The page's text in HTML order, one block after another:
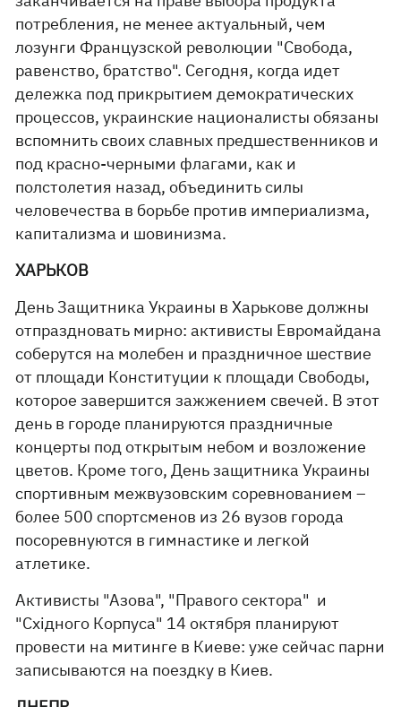
потребления, не менее актуальный, чем
лозунги Французской революции "Свобода,
равенство, братство". Сегодня, когда идет
дележка под прикрытием демократических
процессов, украинские националисты обязаны
вспомнить своих славных предшественников и
под красно-черными флагами, как и
полстолетия назад, объединить силы
человечества в борьбе против империализма,
капитализма и шовинизма.
ХАРЬКОВ
День Защитника Украины в Харькове должны
отпраздновать мирно: активисты Евромайдана
соберутся на молебен и праздничное шествие
от площади Конституции к площади Свободы,
которое завершится зажжением свечей. В этот
день в городе планируются праздничные
концерты под открытым небом и возложение
цветов. Кроме того, День защитника Украины
спортивным межвузовским соревнованием –
более 500 спортсменов из 26 вузов города
посоревнуются в гимнастике и легкой
атлетике.
Активисты "Азова", "Правого сектора" и
"Східного Корпуса" 14 октября планируют
провести на митинге в Киеве: уже сейчас парни
записываются на поездку в Киев.